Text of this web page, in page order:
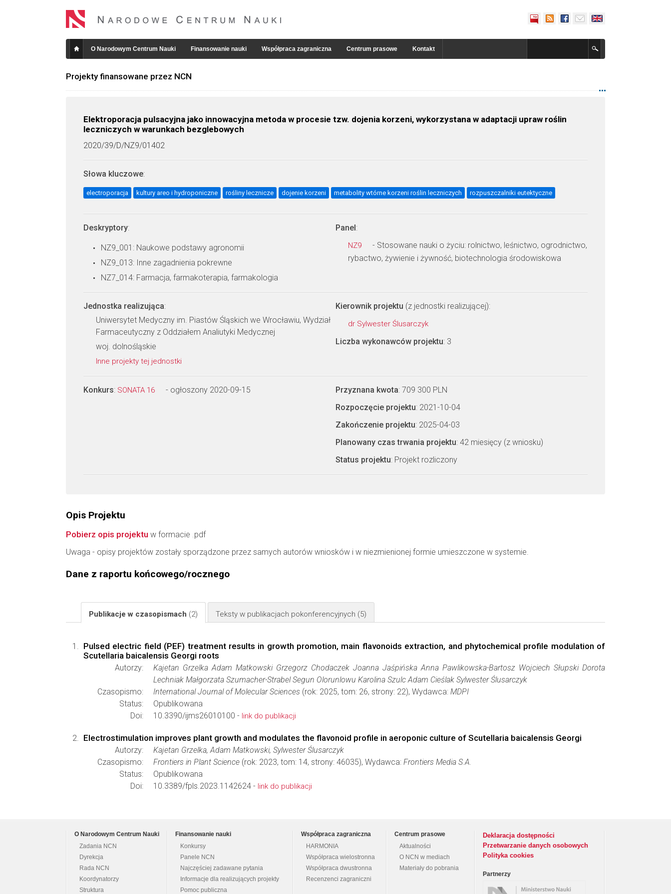
O Narodowym Centrum Nauki Finansowanie nauki Współpraca zagraniczna Centrum prasowe Kontakt
Projekty finansowane przez NCN
Elektroporacja pulsacyjna jako innowacyjna metoda w procesie tzw. dojenia korzeni, wykorzystana w adaptacji upraw roślin
leczniczych w warunkach bezglebowych
2020/39/D/NZ9/01402
Słowa kluczowe:
electroporacja kultury areo i hydroponiczne rośliny lecznicze dojenie korzeni metabolity wtórne korzeni roślin leczniczych rozpuszczalniki eutektyczne
Deskryptory:
NZ9_001: Naukowe podstawy agronomii
NZ9_013: Inne zagadnienia pokrewne
NZ7_014: Farmacja, farmakoterapia, farmakologia
Panel:
NZ9
- Stosowane nauki o życiu: rolnictwo, leśnictwo, ogrodnictwo,
rybactwo, żywienie i żywność, biotechnologia środowiskowa
Jednostka realizująca:
Uniwersytet Medyczny im. Piastów Śląskich we Wrocławiu, Wydział
Farmaceutyczny z Oddziałem Analiutyki Medycznej
woj. dolnośląskie
Inne projekty tej jednostki
Kierownik projektu (z jednostki realizującej):
dr Sylwester Ślusarczyk
Liczba wykonawców projektu: 3
Konkurs: SONATA 16 - ogłoszony 2020-09-15 Przyznana kwota: 709 300 PLN
Rozpoczęcie projektu: 2021-10-04
Zakończenie projektu: 2025-04-03
Planowany czas trwania projektu: 42 miesięcy (z wniosku)
Status projektu: Projekt rozliczony
Opis Projektu
Pobierz opis projektu w formacie .pdf
Uwaga - opisy projektów zostały sporządzone przez samych autorów wniosków i w niezmienionej formie umieszczone w systemie.
Dane z raportu końcowego/rocznego
Publikacje w czasopismach (2) Teksty w publikacjach pokonferencyjnych (5)
Pulsed electric field (PEF) treatment results in growth promotion, main flavonoids extraction, and phytochemical profile modulation of
Scutellaria baicalensis Georgi roots
Autorzy:
Kajetan Grzelka Adam Matkowski Grzegorz Chodaczek Joanna Jaśpińska Anna Pawlikowska-Bartosz Wojciech Słupski Dorota
Lechniak Małgorzata Szumacher-Strabel Segun Olorunlowu Karolina Szulc Adam Cieślak Sylwester Ślusarczyk
Czasopismo:
International Journal of Molecular Sciences (rok: 2025, tom: 26, strony: 22), Wydawca: MDPI
Status:
Opublikowana
Doi:
10.3390/ijms26010100 - link do publikacji
Electrostimulation improves plant growth and modulates the flavonoid profile in aeroponic culture of Scutellaria baicalensis Georgi
Autorzy:
Kajetan Grzelka, Adam Matkowski, Sylwester Ślusarczyk
Czasopismo:
Frontiers in Plant Science (rok: 2023, tom: 14, strony: 46035), Wydawca: Frontiers Media S.A.
Status:
Opublikowana
Doi:
10.3389/fpls.2023.1142624 - link do publikacji
O Narodowym Centrum Nauki
Zadania NCN
Dyrekcja
Rada NCN
Koordynatorzy
Struktura
Finansowanie nauki
Konkursy
Panele NCN
Najczęściej zadawane pytania
Informacje dla realizujących projekty
Pomoc publiczna
Współpraca zagraniczna
HARMONIA
Współpraca wielostronna
Współpraca dwustronna
Recenzenci zagraniczni
Centrum prasowe
Aktualności
O NCN w mediach
Materiały do pobrania
Deklaracja dostępności
Przetwarzanie danych osobowych
Polityka cookies
Partnerzy